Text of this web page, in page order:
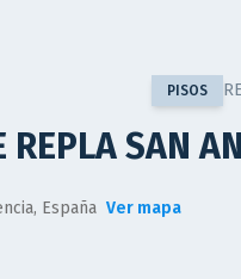
PISOS
REPLA SAN
España Ver mapa